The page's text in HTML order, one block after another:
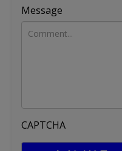
Message
CAPTCHA